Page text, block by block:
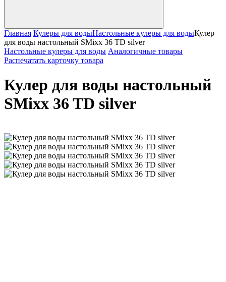
Главная Кулеры для водыНастольные кулеры для водыКулер
для воды настольный SMixx 36 TD silver
Настольные кулеры для воды Аналогичные товары
Распечатать карточку товара
Кулер для воды настольный
SMixx 36 TD silver